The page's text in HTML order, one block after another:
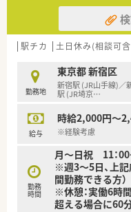
■未経験から経験を
当など、様々なキャ
■自己成長をキーワ
出会うことができる
・・＊ 企業の特徴 ＊・・
■上場企業を主体と
コンサルディング、
駅チカ 土日休み(相談可
勤務地
東京都 新宿区
新宿駅 (JR山手線)／
駅 (JR埼京…
給与
時給2,000円～
※経験考慮
勤務
時間
月～日祝 11：00
※週3～5日、上
間勤務できる方）
※休憩：実働6時
超える場合に60